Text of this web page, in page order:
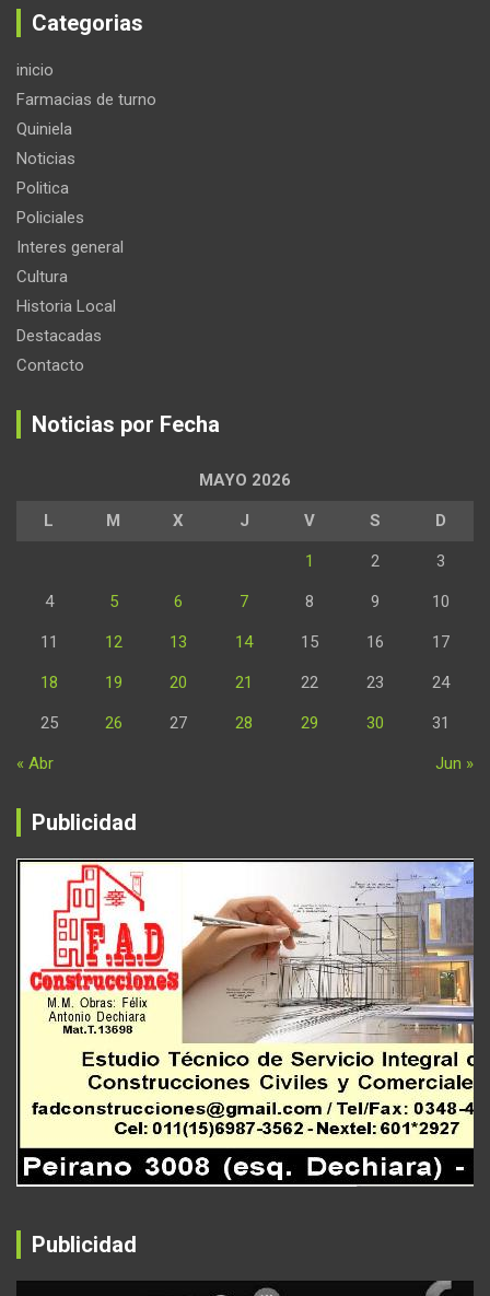
Categorias
inicio
Farmacias de turno
Quiniela
Noticias
Politica
Policiales
Interes general
Cultura
Historia Local
Destacadas
Contacto
Noticias por Fecha
MAYO 2026
L M X J V S D
1 2 3
4 5 6 7 8 9 10
11 12 13 14 15 16 17
18 19 20 21 22 23 24
25 26 27 28 29 30 31
« Abr Jun »
Publicidad
Publicidad